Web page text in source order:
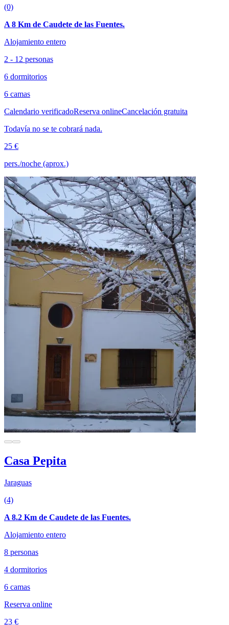
(0)
A 8 Km de Caudete de las Fuentes.
Alojamiento entero
2 - 12 personas
6 dormitorios
6 camas
Calendario verificadoReserva onlineCancelación gratuita
Todavía no se te cobrará nada.
25 €
pers./noche (aprox.)
Casa Pepita
Jaraguas
(4)
A 8.2 Km de Caudete de las Fuentes.
Alojamiento entero
8 personas
4 dormitorios
6 camas
Reserva online
23 €